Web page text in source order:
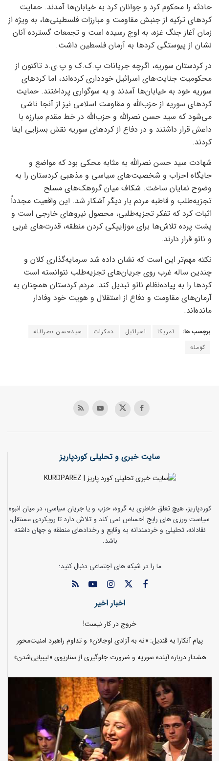
حادثه را محکوم کرد و جوانان کرد به خیابان‌ها آمدند. حمایت
کردهای ترکیه از جنبش مقاومت و مبارزات فلسطینی‌ها، به ویژه از
زمان آغاز جنگ غزه، به اوج رسیده است و تجمعات گسترده آنان
نشان از پیوستگی کردها به آرمان فلسطین داشت.
در کردستان سوریه، اگرچه جریانات پ.ک.ک و پ.ی.د تاکنون از
محکومیت جنایت‌های اسرائیل خودداری کرده‌اند، اما کردهای
سوریه خود به خیابان‌ها آمدند و به سوگواری پرداختند. حمایت
کردهای سوریه از حزب‌الله و مقاومت اسلامی نیز از آنجا ناشی
می‌شود که سید حسن نصرالله و حزب‌الله در خط مقدم مبارزه با
داعش قرار داشتند و در دفاع از کردهای سوریه نقش بسزایی ایفا
کردند.
شهادت سید حسن نصرالله به مثابه محکی بود که مواضع و
جایگاه احزاب و شخصیت‌های سیاسی و مذهبی کردستان را به
وضوح نمایان ساخت. شکاف میان گروهک‌های مسلح
تجزیه‌طلب و قاطبه مردم بار دیگر آشکار شد. این واقعیت مجدداً
اثبات کرد که تفکر تجزیه‌طلبی، محصول نیروهای خارجی است و
پشت پرده تلاش‌ها برای موزاییکی کردن منطقه، قدرت‌های غربی
و ناتو قرار دارند.
نکته مهم‌تر این است که نشان داده شد سرمایه‌گذاری کلان و
چندین ساله غرب روی جریان‌های تجزیه‌طلب نتوانسته است
کردها را به پیاده‌نظام ناتو تبدیل کند. مردم کردستان همچنان به
آرمان‌های مقاومت و دفاع از استقلال و هویت خود وفادار
مانده‌اند.
برچسب ها: آمریکا اسرائیل دمکرات
سیدحسن نصرالله
کومله
سایت خبری و تحلیلی کوردپاریز
کوردپاریز، هیچ تعلق خاطری به گروه، حزب و یا جریان سیاسی، در میان انبوه
سیاست ورزی های رایج احساس نمی کند و تلاش دارد تا رویکردی مستقل،
نقادانه، تحلیلی و خردمندانه به وقایع و رخدادهای منطقه و جهان داشته
باشد.
ما را در شبکه های اجتماعی دنبال کنید:
اخبار اخیر
خروج در کار نیست!
پیام آنکارا به قندیل: «نه به آزادی اوجالان» و تداوم راهبرد امنیت‌محور
هشدار درباره آینده سوریه و ضرورت جلوگیری از سناریوی «لیبیایی‌شدن»